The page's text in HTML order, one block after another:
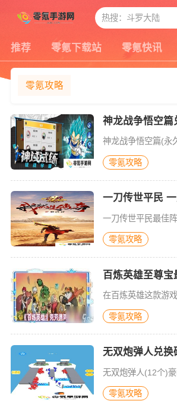
推荐 零氪下载站 零氪快讯
零氪攻略
零氪攻略
零氪攻略
零氪攻略
零氪攻略